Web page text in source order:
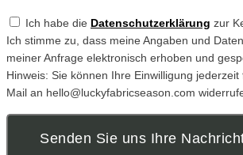
Ich habe die Datenschutzerklärung zur
Ich stimme zu, dass meine Angaben und
meiner Anfrage elektronisch erhoben und
Hinweis: Sie können Ihre Einwilligung
Mail an hello@luckyfabricseason.com
Senden Sie uns Ihre